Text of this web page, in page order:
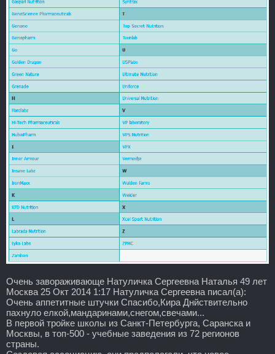
Очень завораживающе Натуличка Сергеевна Наталья 49 лет
Москва 25 Окт 2014 1:17 Натуличка Сергеевна писал(а):
Очень аппетитные штучки Спасибо,Кира Днйствительно
пахнуло елкой,мандаринами,снегом,свечами...
В первой тройке школы из Санкт-Петербурга, Саранска и
Москвы, в топ-500 - учебные заведения из 72 регионов
страны.